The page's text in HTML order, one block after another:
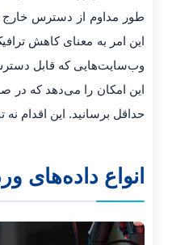
طور مداوم از دسترس
این امر به معنای کاهش
وب‌سایت‌هایی که قابل
این امکان را می‌دهد که در
حداقل برسانید. این اقدام
انواع داده‌های